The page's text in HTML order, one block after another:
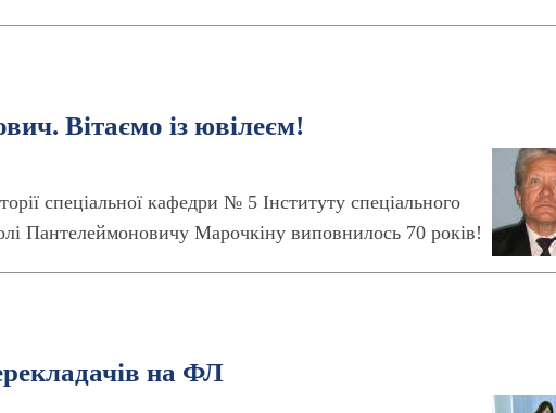
Вітаємо із ювілеєм!
спеціальної кафедри № 5 Інституту спеціального
Пантелеймоновичу Марочкіну виповнилось 70 років!
на ФЛ